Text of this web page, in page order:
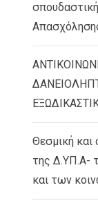
Θεσμική
της Δ.ΥΠ.Α-
και των